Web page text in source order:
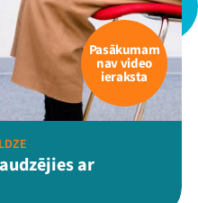
Pasākumam
nav video
ieraksta
ar